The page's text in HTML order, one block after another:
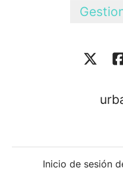
Inicio de sesión